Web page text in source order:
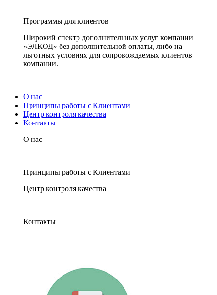
Программы для клиентов
Широкий спектр дополнительных услуг компании
«ЭЛКОД» без дополнительной оплаты, либо на
льготных условиях для сопровождаемых клиентов
компании.
О нас
Принципы работы с Клиентами
Центр контроля качества
Контакты
О нас
Принципы работы с Клиентами
Центр контроля качества
Контакты